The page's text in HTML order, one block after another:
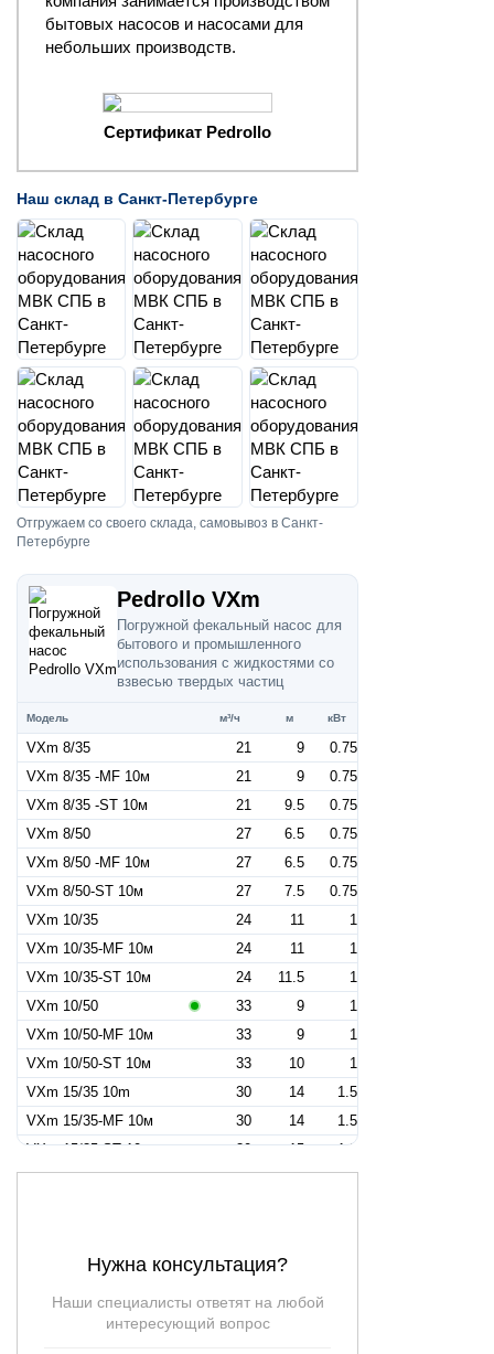
бытовых насосов и насосами для
небольших производств.
Сертификат Pedrollo
Наш склад в Санкт-Петербурге
Отгружаем со своего склада, самовывоз в Санкт-
Петербурге
Pedrollo VXm
Погружной фекальный насос для
бытового и промышленного
использования с жидкостями со
взвесью твердых частиц
Модель м³/ч м кВт
VXm 8/35 21 9
0.75
VXm 8/35 -MF 10м
21 9
0.75
VXm 8/35 -ST 10м
21 9.5
0.75
VXm 8/50
27 6.5
0.75
VXm 8/50 -MF 10м
27 6.5
0.75
VXm 8/50-ST 10м
27 7.5
0.75
VXm 10/35
24 11
1
VXm 10/35-MF 10м
24 11
1
VXm 10/35-ST 10м
24 11.5
1
VXm 10/50
33 9
1
VXm 10/50-MF 10м
33 9
1
VXm 10/50-ST 10м
33 10
1
VXm 15/35 10m
30 14
1.5
VXm 15/35-MF 10м
30 14
1.5
VXm 15/35-ST 10м
30 15
1.5
VXm 15/50 10m
39 11.5
1.5
VXm 20/35 10m
36 15.5
VXm 20/35-MF 10m
—
VXm 20/35-ST 10m
—
Нужна консультация?
Наши специалисты ответят на любой
интересующий вопрос